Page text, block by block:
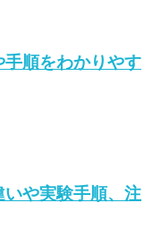
順をわかりやす
いや実験手順、注